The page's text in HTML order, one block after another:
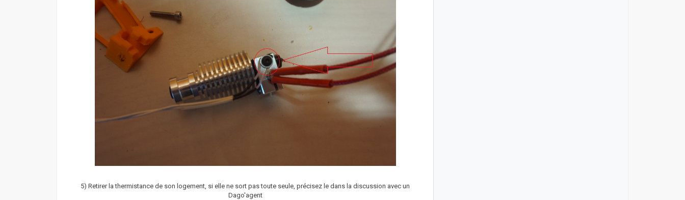
5) Retirer la thermistance de son logement, si elle ne sort pas toute seule, précisez le dans la discussion avec un
Dago'agent